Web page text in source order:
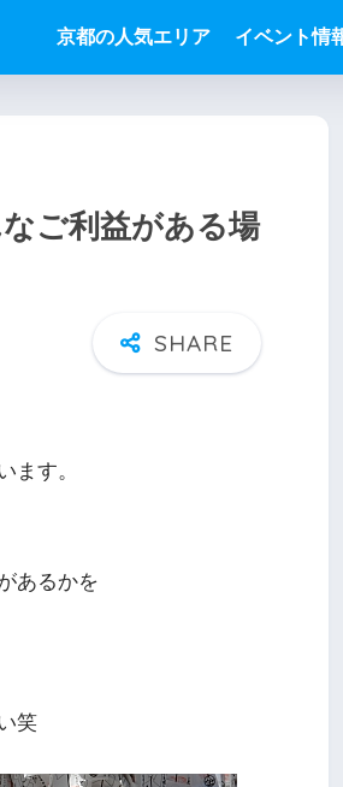
京都の人気エリア イベント情
ご利益がある場
ます。
あるかを
笑